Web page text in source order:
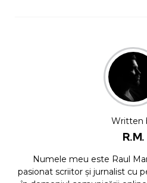
Written
R.M.
Numele meu este Raul
pasionat scriitor și jurnalist cu